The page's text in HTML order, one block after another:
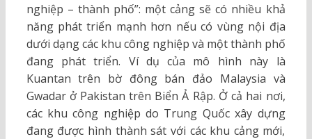
nghiệp – thành phố”: một cảng sẽ có nhiều khả
năng phát triển mạnh hơn nếu có vùng nội địa
dưới dạng các khu công nghiệp và một thành phố
đang phát triển. Ví dụ của mô hình này là
Kuantan trên bờ đông bán đảo Malaysia và
Gwadar ở Pakistan trên Biển Ả Rập. Ở cả hai nơi,
các khu công nghiệp do Trung Quốc xây dựng
đang được hình thành sát với các khu cảng mới,